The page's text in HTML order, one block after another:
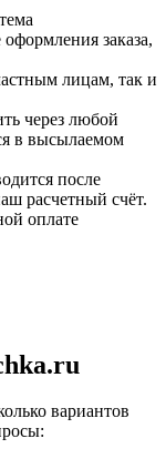
заказа,
лицам, так и
через любой
в высылаемом
после
расчетный счёт.
оплате
вариантов